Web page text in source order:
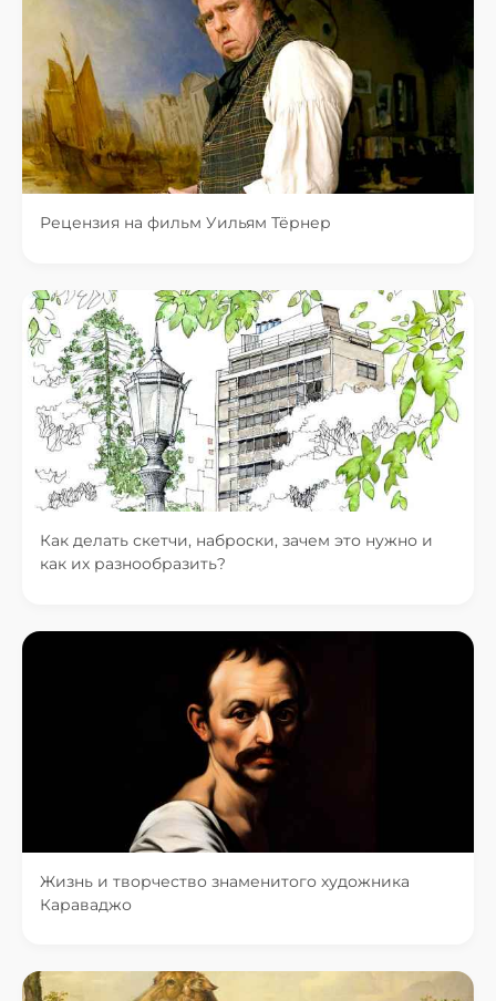
Рецензия на фильм Уильям Тёрнер
Как делать скетчи, наброски, зачем это нужно и
как их разнообразить?
Жизнь и творчество знаменитого художника
Караваджо